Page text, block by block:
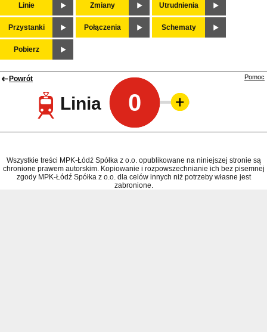
Linie Zmiany Utrudnienia
Przystanki Połączenia Schematy
Pobierz
Powrót
Linia 0
Pomoc
Wszystkie treści MPK-Łódź Spółka z o.o. opublikowane na niniejszej stronie są
chronione prawem autorskim. Kopiowanie i rozpowszechnianie ich bez pisemnej
zgody MPK-Łódź Spółka z o.o. dla celów innych niż potrzeby własne jest
zabronione.